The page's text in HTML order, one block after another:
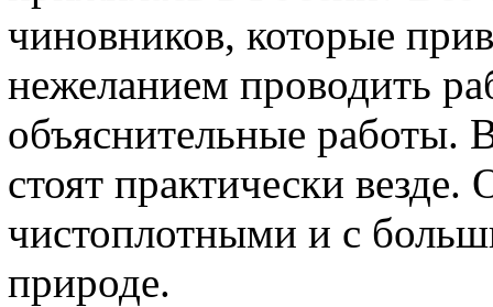
чиновников, которые
нежеланием проводить
объяснительные работы.
стоят практически
чистоплотными и с
природе.